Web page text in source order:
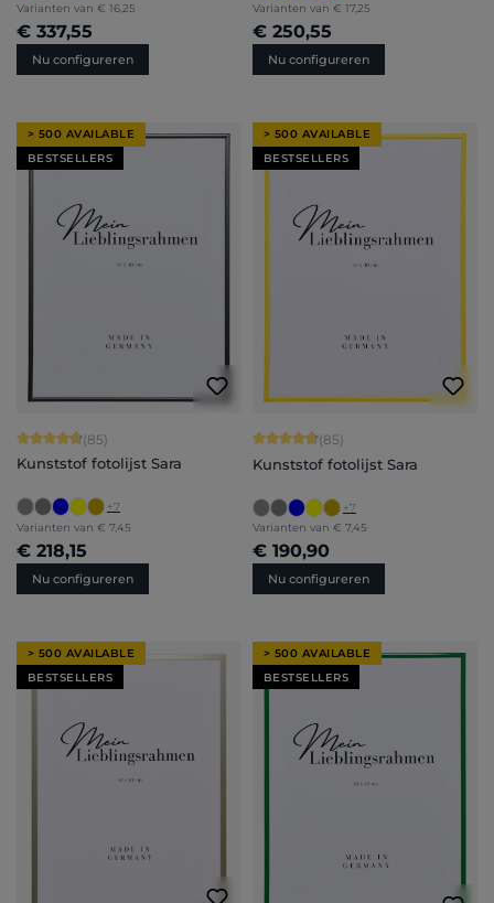
Varianten van € 16,25
€ 337,55
Nu configureren
Varianten van € 17,25
€ 250,55
Nu configureren
> 500 AVAILABLE
BESTSELLERS
Gemiddelde waardering van 4.71 van 5 sterren
(85)
Kunststof fotolijst Sara
+7
Varianten van € 7,45
€ 218,15
Nu configureren
> 500 AVAILABLE
BESTSELLERS
Gemiddelde waardering van 4.71
(85)
Kunststof fotolijst Sara
+7
Varianten van € 7,45
€ 190,90
Nu configureren
> 500 AVAILABLE
BESTSELLERS
> 500 AVAILABLE
BESTSELLERS